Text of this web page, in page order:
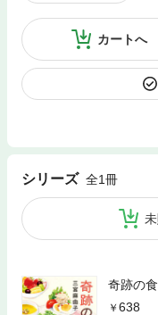
カートへ
シリーズ 全1冊
奇跡の
638